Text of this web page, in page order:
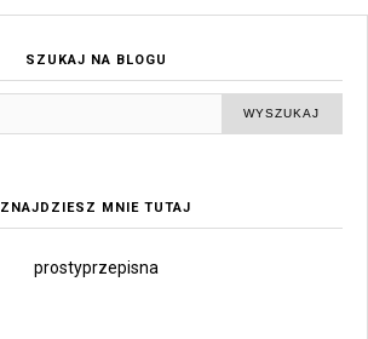
SZUKAJ NA BLOGU
ZNAJDZIESZ MNIE TUTAJ
prostyprzepisna